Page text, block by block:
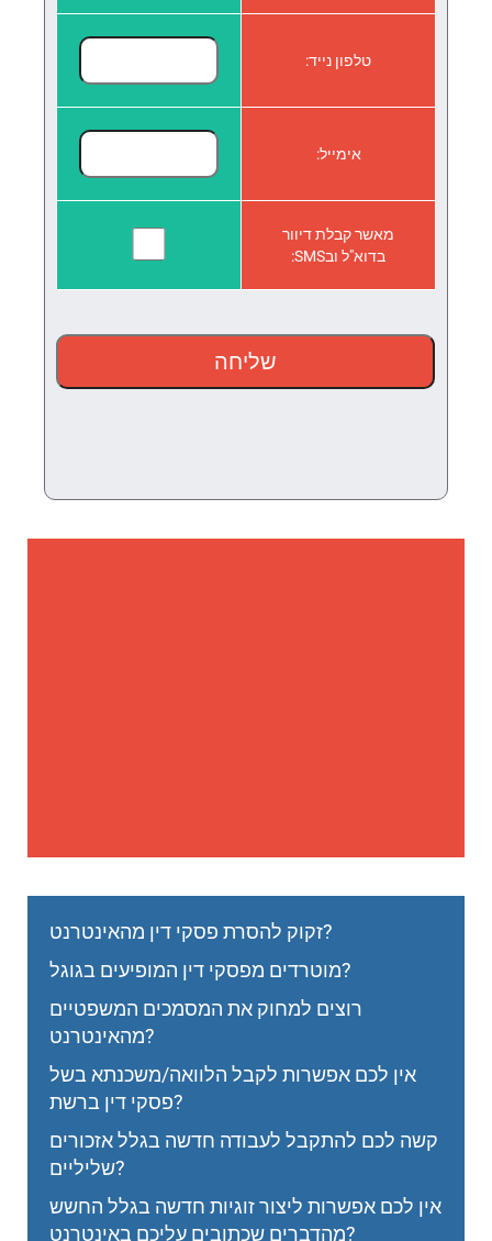
טלפון נייד:
אימייל:
מאשר קבלת דיוור
בדוא"ל ובSMS:
זקוק להסרת פסקי דין מהאינטרנט?
מוטרדים מפסקי דין המופיעים בגוגל?
רוצים למחוק את המסמכים המשפטיים
מהאינטרנט?
אין לכם אפשרות לקבל הלוואה/משכנתא בשל
פסקי דין ברשת?
קשה לכם להתקבל לעבודה חדשה בגלל אזכורים
שליליים?
אין לכם אפשרות ליצור זוגיות חדשה בגלל החשש
מהדברים שכתובים עליכם באינטרנט?